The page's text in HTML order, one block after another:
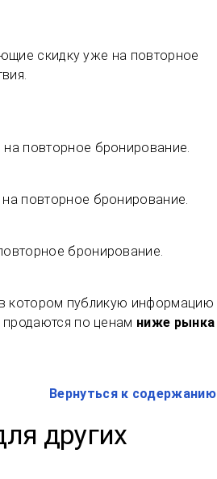
скидку уже на повторное
на повторное бронирование.
повторное бронирование.
бронирование.
котором публикую информацию
продаются по ценам ниже рынка
Вернуться к содержанию
других